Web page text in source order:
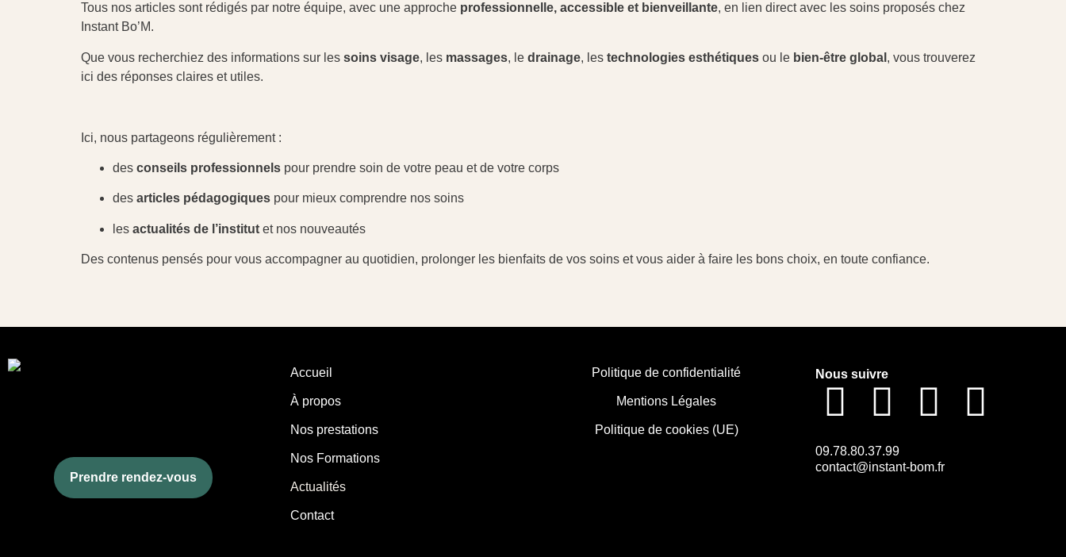
Tous nos articles sont rédigés par notre équipe, avec une approche professionnelle, accessible et bienveillante, en lien direct avec les soins proposés chez
Instant Bo’M.
Que vous recherchiez des informations sur les soins visage, les massages, le drainage, les technologies esthétiques ou le bien-être global , vous trouverez
ici des réponses claires et utiles.
Ici, nous partageons régulièrement :
des conseils professionnels pour prendre soin de votre peau et de votre corps
des articles pédagogiques pour mieux comprendre nos soins
les actualités de l’institut et nos nouveautés
Des contenus pensés pour vous accompagner au quotidien, prolonger les bienfaits de vos soins et vous aider à faire les bons choix, en toute confiance.
Prendre rendez-vous
Accueil
À propos
Nos prestations
Nos Formations
Actualités
Contact
Politique de confidentialité
Mentions Légales
Politique de cookies (UE)
Nous suivre
09.78.80.37.99
contact@instant-bom.fr